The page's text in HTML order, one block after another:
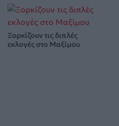
Ξορκίζουν τις διπλές
εκλογές στο Μαξίμου